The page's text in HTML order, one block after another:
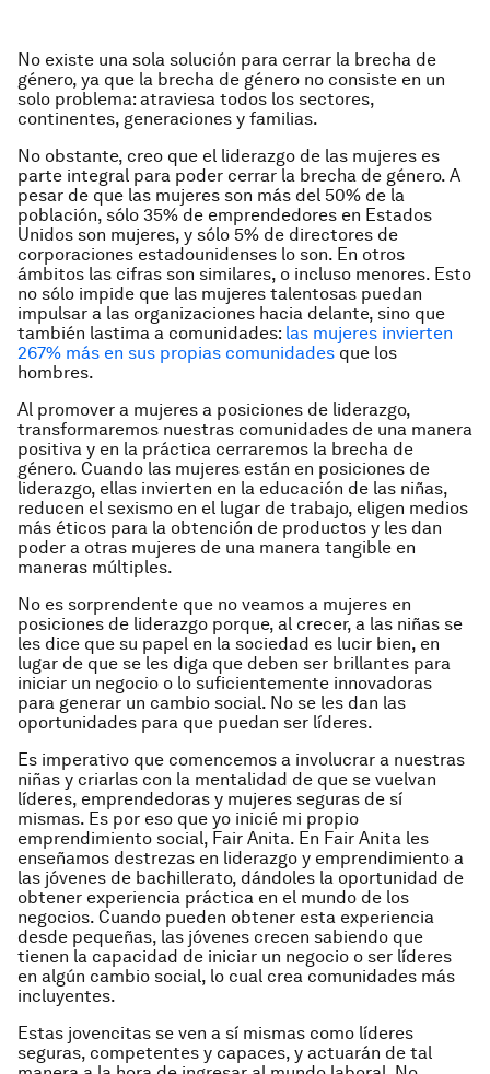
No existe una sola solución para cerrar la brecha de
género, ya que la brecha de género no consiste en un
solo problema: atraviesa todos los sectores,
continentes, generaciones y familias.
No obstante, creo que el liderazgo de las mujeres es
parte integral para poder cerrar la brecha de género. A
pesar de que las mujeres son más del 50% de la
población, sólo 35% de emprendedores en Estados
Unidos son mujeres, y sólo 5% de directores de
corporaciones estadounidenses lo son. En otros
ámbitos las cifras son similares, o incluso menores. Esto
no sólo impide que las mujeres talentosas puedan
impulsar a las organizaciones hacia delante, sino que
también lastima a comunidades: las mujeres invierten
267% más en sus propias comunidades que los
hombres.
Al promover a mujeres a posiciones de liderazgo,
transformaremos nuestras comunidades de una manera
positiva y en la práctica cerraremos la brecha de
género. Cuando las mujeres están en posiciones de
liderazgo, ellas invierten en la educación de las niñas,
reducen el sexismo en el lugar de trabajo, eligen medios
más éticos para la obtención de productos y les dan
poder a otras mujeres de una manera tangible en
maneras múltiples.
No es sorprendente que no veamos a mujeres en
posiciones de liderazgo porque, al crecer, a las niñas se
les dice que su papel en la sociedad es lucir bien, en
lugar de que se les diga que deben ser brillantes para
iniciar un negocio o lo suficientemente innovadoras
para generar un cambio social. No se les dan las
oportunidades para que puedan ser líderes.
Es imperativo que comencemos a involucrar a nuestras
niñas y criarlas con la mentalidad de que se vuelvan
líderes, emprendedoras y mujeres seguras de sí
mismas. Es por eso que yo inicié mi propio
emprendimiento social, Fair Anita. En Fair Anita les
enseñamos destrezas en liderazgo y emprendimiento a
las jóvenes de bachillerato, dándoles la oportunidad de
obtener experiencia práctica en el mundo de los
negocios. Cuando pueden obtener esta experiencia
desde pequeñas, las jóvenes crecen sabiendo que
tienen la capacidad de iniciar un negocio o ser líderes
en algún cambio social, lo cual crea comunidades más
incluyentes.
Estas jovencitas se ven a sí mismas como líderes
seguras, competentes y capaces, y actuarán de tal